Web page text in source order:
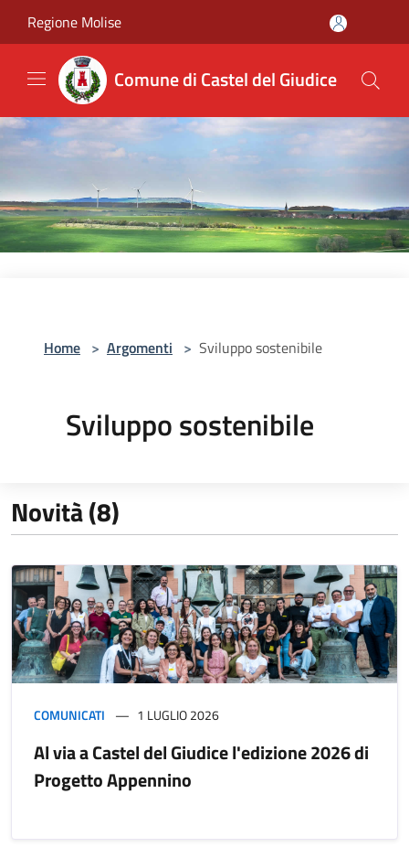
Regione Molise
Comune di Castel del Giudice
Home > Argomenti > Sviluppo sostenibile
Sviluppo sostenibile
Novità (8)
COMUNICATI 1 LUGLIO 2026
Al via a Castel del Giudice l'edizione 2026 di
Progetto Appennino